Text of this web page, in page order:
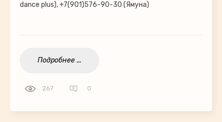
dance plus), +7(901)576-90-30 (Ямуна)
Подробнее ...
267 0